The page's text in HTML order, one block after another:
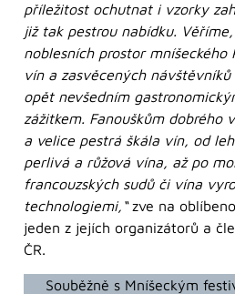
příležitost ochutnat i vzorky
již tak pestrou nabídku.
noblesních prostor
vín a zasvěcených
opět nevšedním
zážitkem. Fanouškům dobrého
a velice pestrá škála vín, od
perlivá a růžová vína, až po
francouzských sudů či vína
technologiemi,“zve na
jeden z jejích organizátorů a
ČR.
Souběžně s Mníšeckým